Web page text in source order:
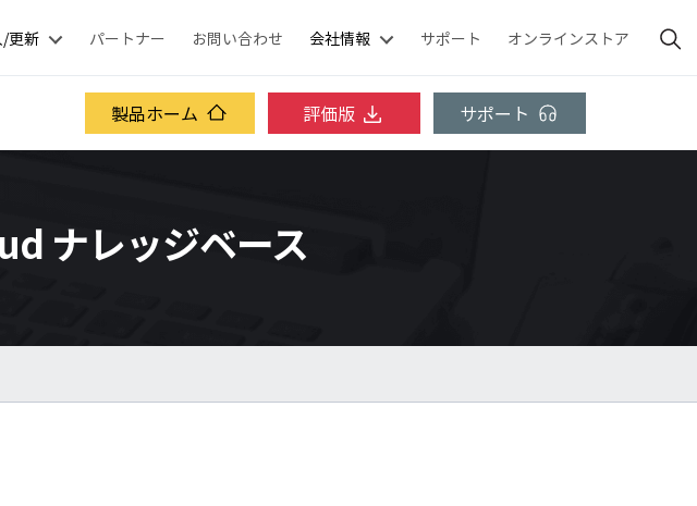
/更新 パートナー お問い合わせ 会社情報 サポート オンラインストア
製品ホーム 評価版 サポート
ナレッジベース